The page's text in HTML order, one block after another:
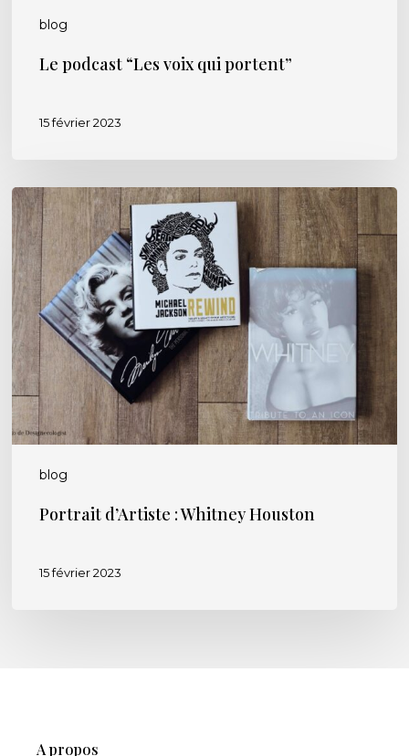
blog
Le podcast “Les voix qui portent”
15 février 2023
blog
Portrait
d’Artiste
Whitney
Houston
Portrait d’Artiste : Whitney Houston
15 février 2023
A propos